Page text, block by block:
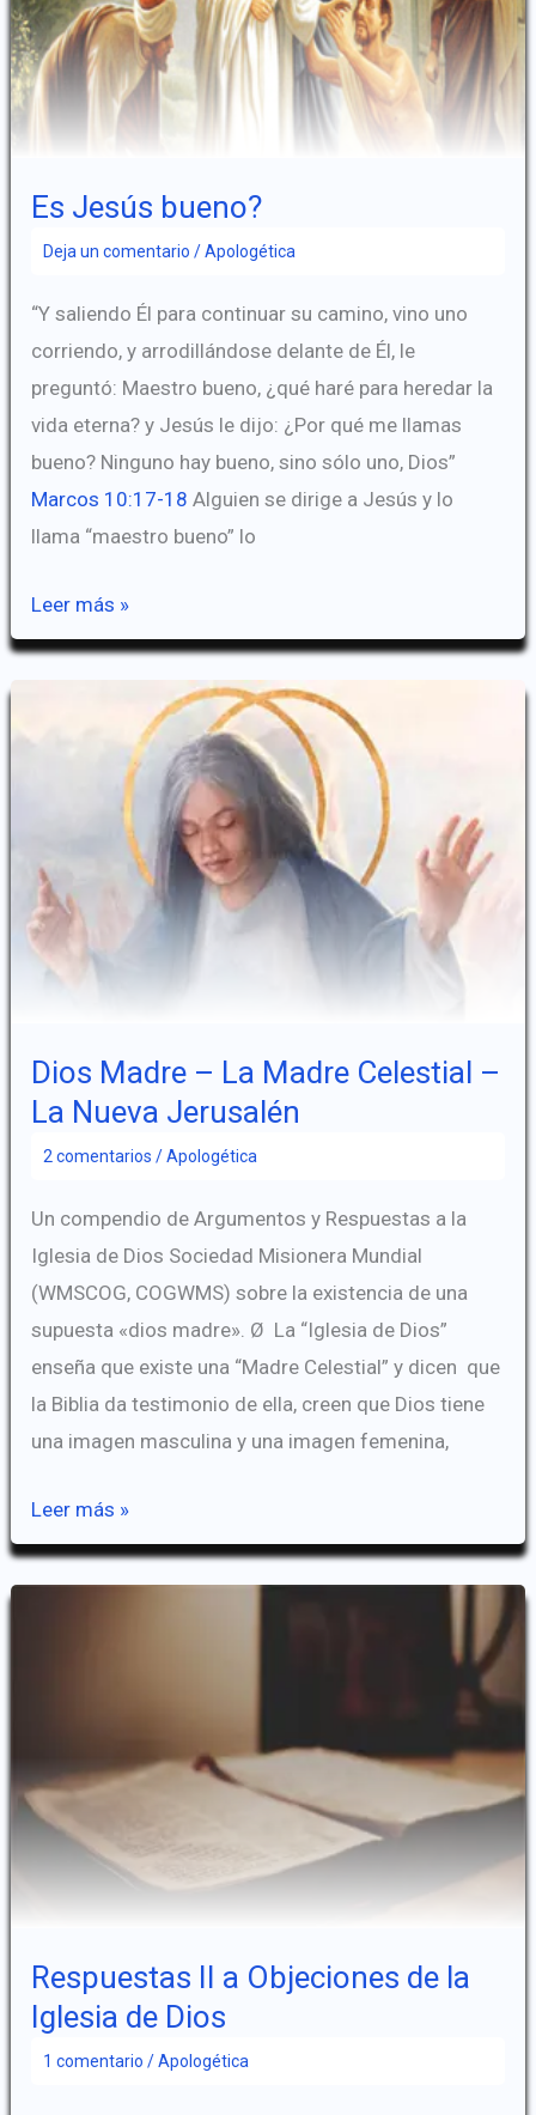
Es Jesús bueno?
Deja un comentario /Apologética
“Y saliendo Él para continuar su camino, vino uno
corriendo, y arrodillándose delante de Él, le
preguntó: Maestro bueno, ¿qué haré para heredar la
vida eterna? y Jesús le dijo: ¿Por qué me llamas
bueno? Ninguno hay bueno, sino sólo uno, Dios”
Marcos 10:17-18 Alguien se dirige a Jesús y lo
llama “maestro bueno” lo
Es
Jesús
Leer más »
Dios Madre – La Madre Celestial –
La Nueva Jerusalén
2 comentarios /Apologética
Un compendio de Argumentos y Respuestas a la
Iglesia de Dios Sociedad Misionera Mundial
(WMSCOG, COGWMS) sobre la existencia de una
supuesta «dios madre». Ø La “Iglesia de Dios”
enseña que existe una “Madre Celestial” y dicen que
la Biblia da testimonio de ella, creen que Dios tiene
una imagen masculina y una imagen femenina,
Dios
Madre
–
Nueva
Jerusalén
Leer más »
Respuestas II a Objeciones de la
Iglesia de Dios
1 comentario /Apologética